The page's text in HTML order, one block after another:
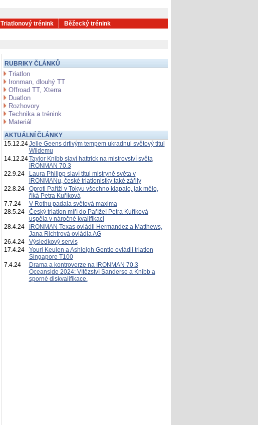
Triatlonový trénink Běžecký trénink
RUBRIKY ČLÁNKŮ
Triatlon
Ironman, dlouhý TT
Offroad TT, Xterra
Duatlon
Rozhovory
Technika a trénink
Materiál
AKTUÁLNÍ ČLÁNKY
15.12.24Jelle Geens drtivým tempem ukradnul světový titul
Wildemu
14.12.24Taylor Knibb slaví hattrick na mistrovství světa
IRONMAN 70.3
22.9.24
Laura Philipp slaví titul mistryně světa v
IRONMANu, české triatlonistky také zářily
22.8.24
Oproti Paříži v Tokyu všechno klapalo, jak mělo,
říká Petra Kuříková
7.7.24
V Rothu padala světová maxima
28.5.24
Český triatlon míří do Paříže! Petra Kuříková
uspěla v náročné kvalifikaci
28.4.24
IRONMAN Texas ovládli Hermandez a Matthews,
Jana Richtrová ovládla AG
26.4.24
Výsledkový servis
17.4.24
Youri Keulen a Ashleigh Gentle ovládli triatlon
Singapore T100
7.4.24
Drama a kontroverze na IRONMAN 70.3
Oceanside 2024: Vítězství Sanderse a Knibb a
sporné diskvalifikace.